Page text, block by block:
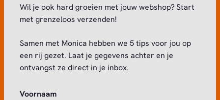
Wil je ook hard groeien met jouw webshop? Start
met grenzeloos verzenden!
Samen met Monica hebben we 5 tips voor jou op
een rij gezet. Laat je gegevens achter en je
ontvangst ze direct in je inbox.
Voornaam